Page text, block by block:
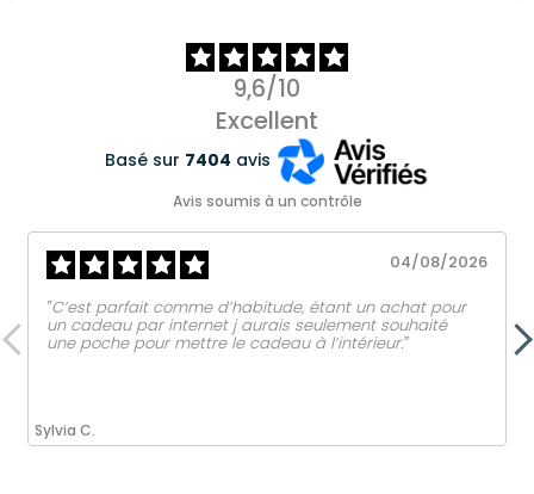
9,6/10
Excellent
Basé sur 7404 avis
Avis soumis à un contrôle
Sylvia C.
04/08/2026
‟C’est parfait comme d’habitude, étant un achat pour
un cadeau par internet j aurais seulement souhaité
une poche pour mettre le cadeau à l’intérieur.ˮ